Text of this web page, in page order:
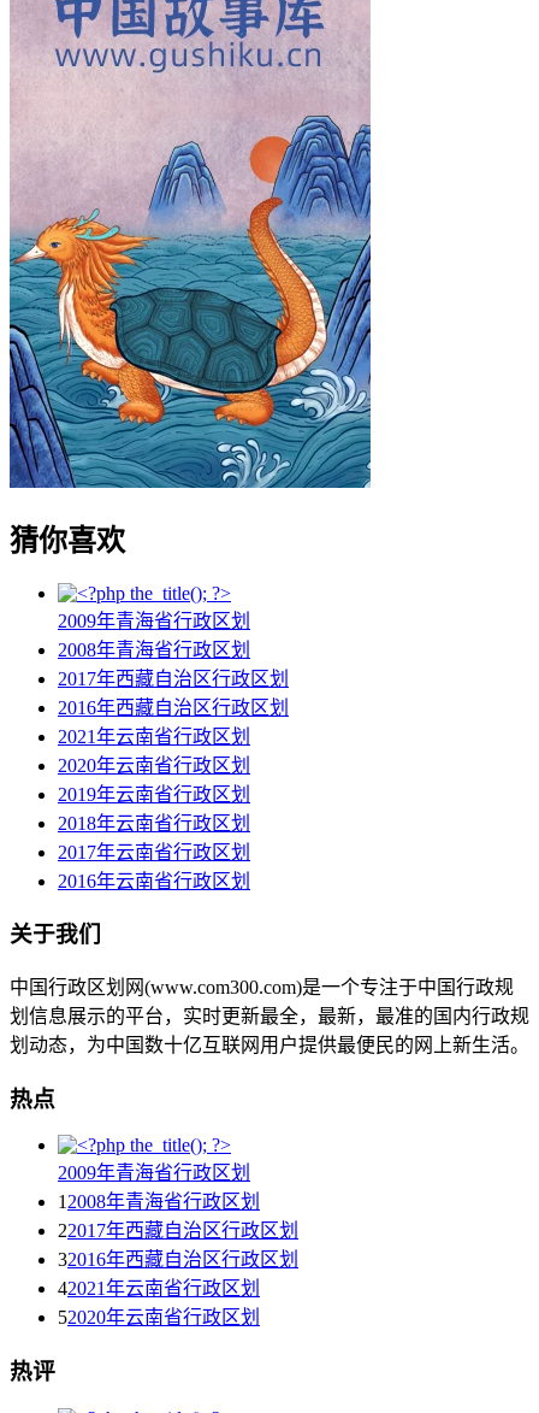
猜你喜欢
2009年青海省行政区划
2008年青海省行政区划
2017年西藏自治区行政区划
2016年西藏自治区行政区划
2021年云南省行政区划
2020年云南省行政区划
2019年云南省行政区划
2018年云南省行政区划
2017年云南省行政区划
2016年云南省行政区划
关于我们
中国行政区划网(www.com300.com)是一个专注于中国行政规
划信息展示的平台，实时更新最全，最新，最准的国内行政规
划动态，为中国数十亿互联网用户提供最便民的网上新生活。
热点
2009年青海省行政区划
12008年青海省行政区划
22017年西藏自治区行政区划
32016年西藏自治区行政区划
42021年云南省行政区划
52020年云南省行政区划
热评